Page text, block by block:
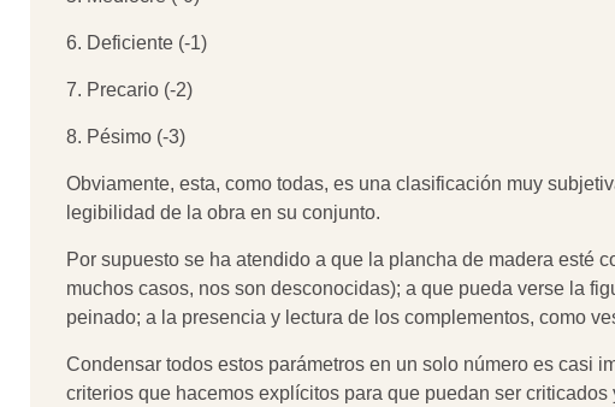
6. Deficiente (-1)
7. Precario (-2)
8. Pésimo (-3)
Obviamente, esta, como todas, es una clasificación muy
legibilidad de la obra en su conjunto.
Por supuesto se ha atendido a que la plancha de madera esté
muchos casos, nos son desconocidas); a que pueda verse la
peinado; a la presencia y lectura de los complementos, como
Condensar todos estos parámetros en un solo número es casi
criterios que hacemos explícitos para que puedan ser criticados